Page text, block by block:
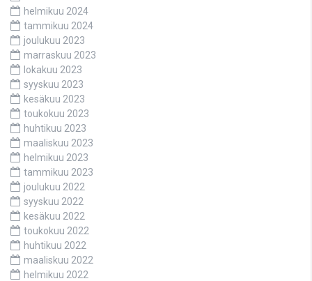
helmikuu 2024
tammikuu 2024
joulukuu 2023
marraskuu 2023
lokakuu 2023
syyskuu 2023
kesäkuu 2023
toukokuu 2023
huhtikuu 2023
maaliskuu 2023
helmikuu 2023
tammikuu 2023
joulukuu 2022
syyskuu 2022
kesäkuu 2022
toukokuu 2022
huhtikuu 2022
maaliskuu 2022
helmikuu 2022